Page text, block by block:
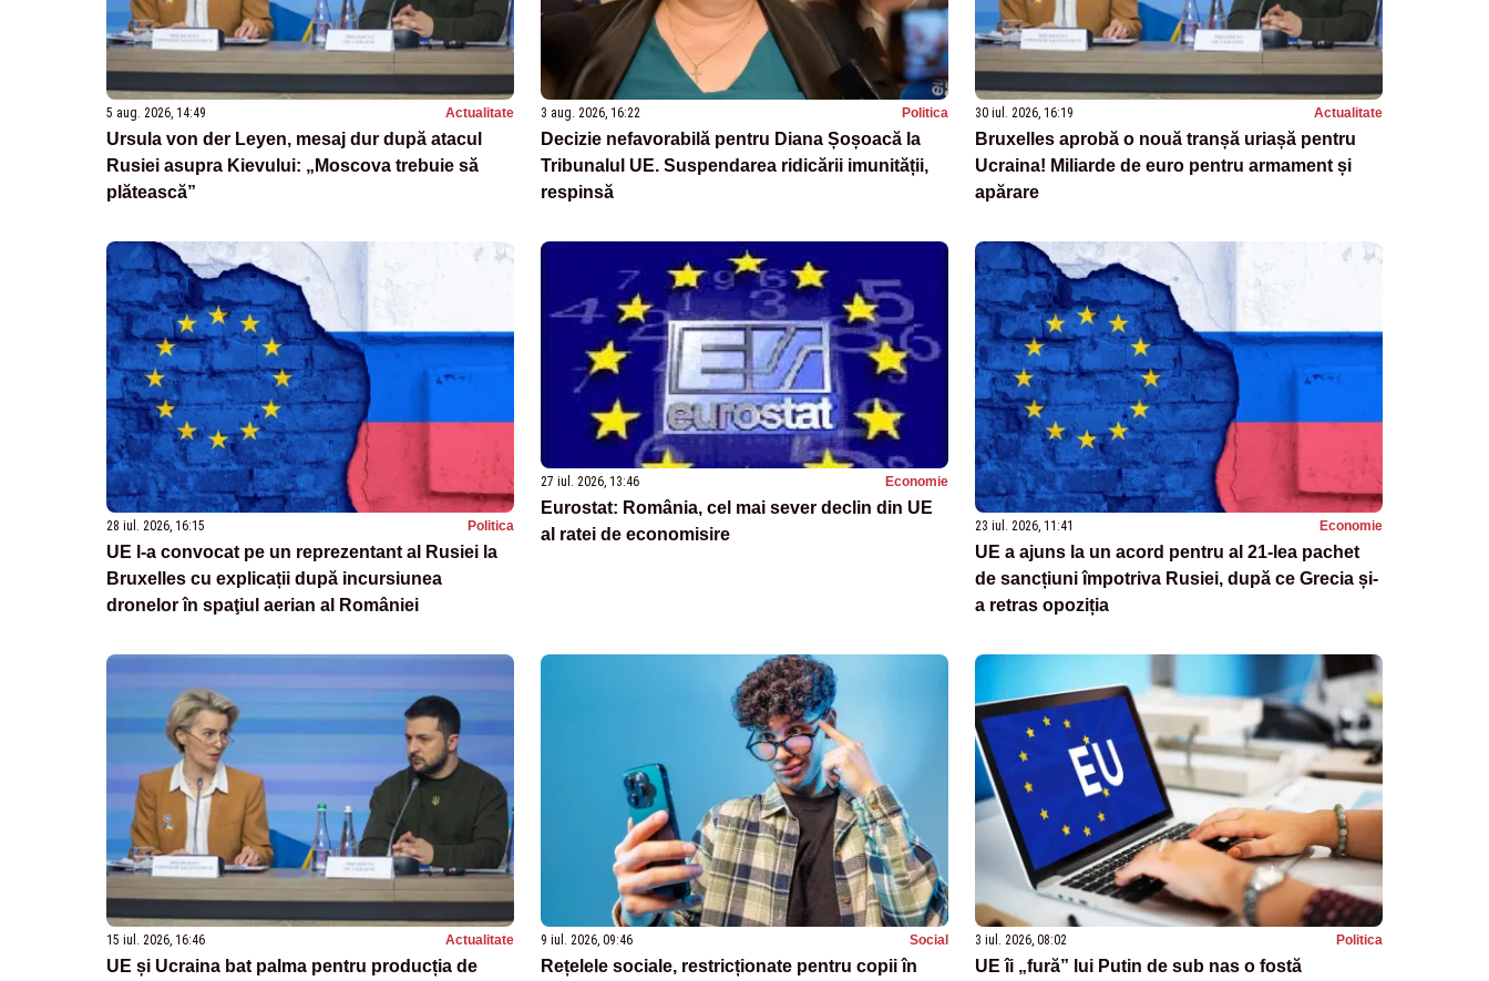
5 aug. 2026, 14:49 Actualitate
Ursula von der Leyen, mesaj dur după atacul
Rusiei asupra Kievului: „Moscova trebuie să
plătească”
3 aug. 2026, 16:22 Politica
Decizie nefavorabilă pentru Diana Șoșoacă la
Tribunalul UE. Suspendarea ridicării imunității,
respinsă
30 iul. 2026, 16:19 Actualitate
Bruxelles aprobă o nouă tranșă uriașă pentru
Ucraina! Miliarde de euro pentru armament și
apărare
28 iul. 2026, 16:15 Politica
UE l-a convocat pe un reprezentant al Rusiei la
Bruxelles cu explicații după incursiunea
dronelor în spaţiul aerian al României
27 iul. 2026, 13:46 Economie
Eurostat: România, cel mai sever declin din UE
al ratei de economisire
23 iul. 2026, 11:41 Economie
UE a ajuns la un acord pentru al 21-lea pachet
de sancțiuni împotriva Rusiei, după ce Grecia și-
a retras opoziția
15 iul. 2026, 16:46 Actualitate
UE și Ucraina bat palma pentru producția de
9 iul. 2026, 09:46 Social
Rețelele sociale, restricționate pentru copii în
3 iul. 2026, 08:02 Politica
UE îi „fură” lui Putin de sub nas o fostă